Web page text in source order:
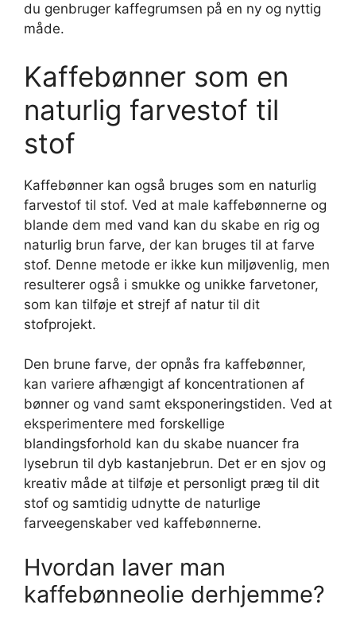
du genbruger kaffegrumsen på en ny og nyttig
måde.
Kaffebønner som en
naturlig farvestof til
stof
Kaffebønner kan også bruges som en naturlig
farvestof til stof. Ved at male kaffebønnerne og
blande dem med vand kan du skabe en rig og
naturlig brun farve, der kan bruges til at farve
stof. Denne metode er ikke kun miljøvenlig, men
resulterer også i smukke og unikke farvetoner,
som kan tilføje et strejf af natur til dit
stofprojekt.
Den brune farve, der opnås fra kaffebønner,
kan variere afhængigt af koncentrationen af
bønner og vand samt eksponeringstiden. Ved at
eksperimentere med forskellige
blandingsforhold kan du skabe nuancer fra
lysebrun til dyb kastanjebrun. Det er en sjov og
kreativ måde at tilføje et personligt præg til dit
stof og samtidig udnytte de naturlige
farveegenskaber ved kaffebønnerne.
Hvordan laver man
kaffebønneolie derhjemme?